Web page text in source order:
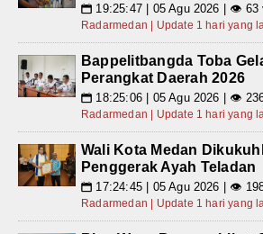
📅 19:25:47 | 05 Agu 2026 | 👁 63
Radarmedan | Update 1 hari yang
Bappelitbangda Toba
Perangkat Daerah 2026
📅 18:25:06 | 05 Agu 2026 | 👁
Radarmedan | Update 1 hari yang
Wali Kota Medan
Penggerak Ayah Teladan
📅 17:24:45 | 05 Agu 2026 | 👁
Radarmedan | Update 1 hari yang